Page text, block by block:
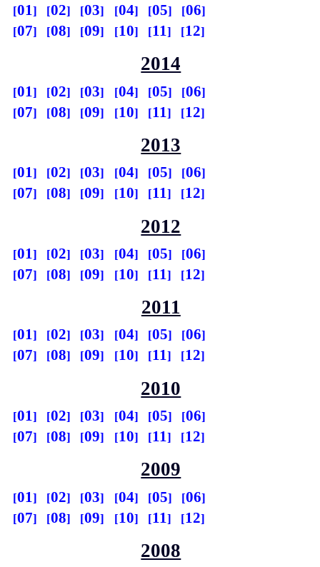
01 02 03 04 05
06
07
08 09 10 11 12
2014
01 02 03 04 05
06
07
08 09 10 11 12
2013
01 02 03 04 05
06
07
08 09 10 11 12
2012
01 02 03 04 05
06
07
08 09 10 11 12
2011
01 02 03 04 05
06
07
08 09 10 11 12
2010
01 02 03 04 05
06
07
08 09 10 11 12
2009
01 02 03 04 05
06
07
08 09 10 11 12
2008